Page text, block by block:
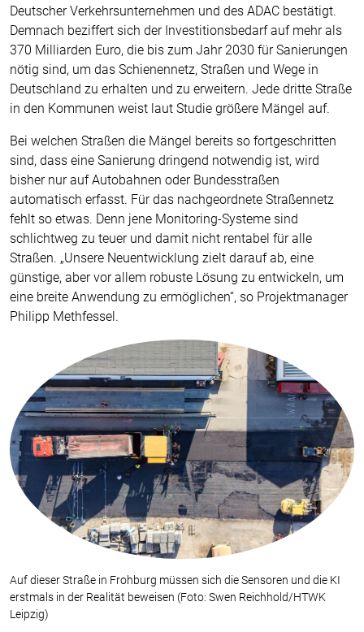
Deutscher Verkehrsunternehmen und des ADAC bestätigt.
Demnach beziffert sich der Investitionsbedarf auf mehr als
370 Milliarden Euro, die bis zum Jahr 2030 für Sanierungen
nötig sind, um das Schienennetz, Straßen und Wege in
Deutschland zu erhalten und zu erweitern. Jede dritte Straße
in den Kommunen weist laut Studie größere Mängel auf.
Bei welchen Straßen die Mängel bereits so fortgeschritten
sind, dass eine Sanierung dringend notwendig ist, wird
bisher nur auf Autobahnen oder Bundesstraßen
automatisch erfasst. Für das nachgeordnete Straßennetz
fehlt so etwas. Denn jene Monitoring-Systeme sind
schlichtweg zu teuer und damit nicht rentabel für alle
Straßen. „Unsere Neuentwicklung zielt darauf ab, eine
günstige, aber vor allem robuste Lösung zu entwickeln, um
eine breite Anwendung zu ermöglichen“, so Projektmanager
Philipp Methfessel.
Auf dieser Straße in Frohburg müssen sich die Sensoren und die KI
erstmals in der Realität beweisen (Foto: Swen Reichhold/HTWK
Leipzig)